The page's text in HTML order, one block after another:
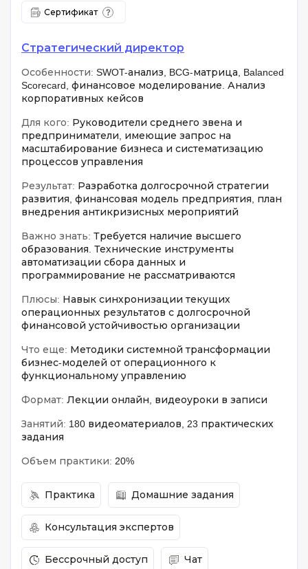
Сертификат
Стратегический директор
Особенности: SWOT-анализ, BCG-матрица, Balanced
Scorecard, финансовое моделирование. Анализ
корпоративных кейсов
Для кого: Руководители среднего звена и
предприниматели, имеющие запрос на
масштабирование бизнеса и систематизацию
процессов управления
Результат: Разработка долгосрочной стратегии
развития, финансовая модель предприятия, план
внедрения антикризисных мероприятий
Важно знать: Требуется наличие высшего
образования. Технические инструменты
автоматизации сбора данных и
программирование не рассматриваются
Плюсы: Навык синхронизации текущих
операционных результатов с долгосрочной
финансовой устойчивостью организации
Что еще: Методики системной трансформации
бизнес-моделей от операционного к
функциональному управлению
Формат: Лекции онлайн, видеоуроки в записи
Занятий: 180 видеоматериалов, 23 практических
задания
Объем практики: 20%
Практика Домашние задания
Консультация экспертов
Бессрочный доступ Чат